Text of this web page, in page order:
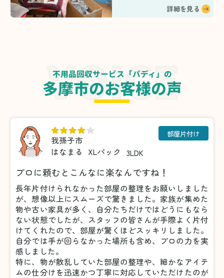
詳細を見る
不用品回収サービス「バディ」の
多摩市のお客様の声
我孫子市
はなまる
XLパック 3LDK
部屋片付け
プロに頼むとこんなに楽なんですね！
長年片付けられなかった部屋の整理をお願いしました
が、想像以上にスムーズで驚きました。家族が集めた
物や古い家具が多く、自分たちだけではどうにもなら
ない状態でしたが、スタッフの皆さんが手際よく片付
けてくれたので、部屋が驚くほどスッキリしました。
自分では手が回らなかった場所も含め、プロの力を実
感しました。
特に、物が散乱していた部屋の整理や、細かなアイテ
ムの仕分けを迅速かつ丁寧に対応していただけたのが